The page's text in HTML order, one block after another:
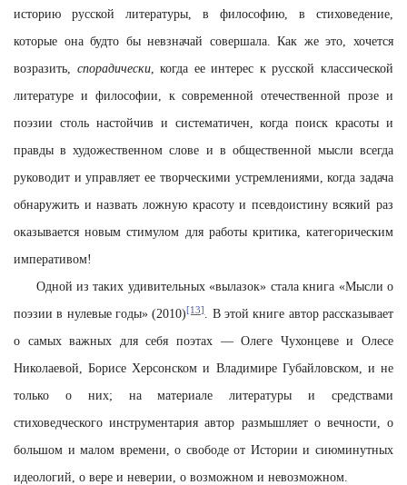
историю русской литературы, в философию, в стиховедение,
которые она будто бы невзначай совершала. Как же это, хочется
возразить, спорадически, когда ее интерес к русской классической
литературе и философии, к современной отечественной прозе и
поэзии столь настойчив и систематичен, когда поиск красоты и
правды в художественном слове и в общественной мысли всегда
руководит и управляет ее творческими устремлениями, когда задача
обнаружить и назвать ложную красоту и псевдоистину всякий раз
оказывается новым стимулом для работы критика, категорическим
императивом!
Одной из таких удивительных «вылазок» стала книга «Мысли о
поэзии в нулевые годы» (2010)[13] . В этой книге автор рассказывает
о самых важных для себя поэтах — Олеге Чухонцеве и Олесе
Николаевой, Борисе Херсонском и Владимире Губайловском, и не
только о них; на материале литературы и средствами
стиховедческого инструментария автор размышляет о вечности, о
большом и малом времени, о свободе от Истории и сиюминутных
идеологий, о вере и неверии, о возможном и невозможном.